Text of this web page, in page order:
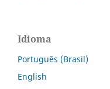
Idioma
Português (Brasil)
English